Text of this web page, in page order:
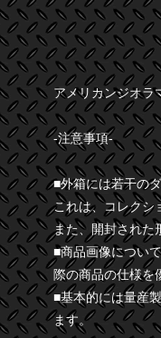
アメリカンジオラ
-注意事項-
■外箱には若干の
これは、コレクシ
また、開封された
■商品画像につい
際の商品の仕様を
■基本的には量産
ます。